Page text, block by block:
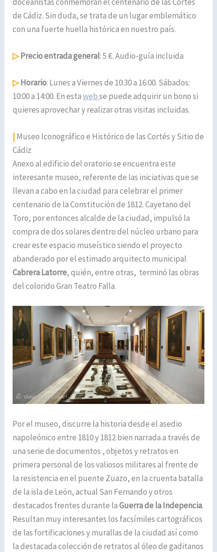
de Cádiz. Sin duda, se trata de un lugar emblemático
con una fuerte huella histórica en nuestro país.
▷Precio entrada general: 5 €. Audio-guía incluida
▷Horario: Lunes a Viernes de 10:30 a 16:00. Sábados:
10:00 a 14:00. En estawebse puede adquirir un bono si
quieres aprovechar y realizar otras visitas incluidas.
| Museo Iconográfico e Histórico de las Cortés y Sitio de
Cádiz
Anexo al edificio del oratorio se encuentra este
interesante museo, referente de las iniciativas que se
llevan a cabo en la ciudad para celebrar el primer
centenario de la Constitución de 1812. Cayetano del
Toro, por entonces alcalde de la ciudad, impulsó la
compra de dos solares dentro del núcleo urbano para
crear este espacio museístico siendo el proyecto
abanderado por el estimado arquitecto municipal
Cabrera Latorre, quién, entre otras, terminó las obras
del colorido Gran Teatro Falla.
Por el museo, discurre la historia desde el asedio
napoleónico entre 1810 y 1812 bien narrada a través de
una serie de documentos , objetos y retratos en
primera personal de los valiosos militares al frente de
la resistencia en el puente Zuazo, en la cruenta batalla
de la isla de León, actual San Fernando y otros
destacados frentes durante laGuerra de la Indepencia.
Resultan muy interesantes los facsímiles cartográficos
de las fortificaciones y murallas de la ciudad así como
la destacada colección de retratos al óleo de gaditanos